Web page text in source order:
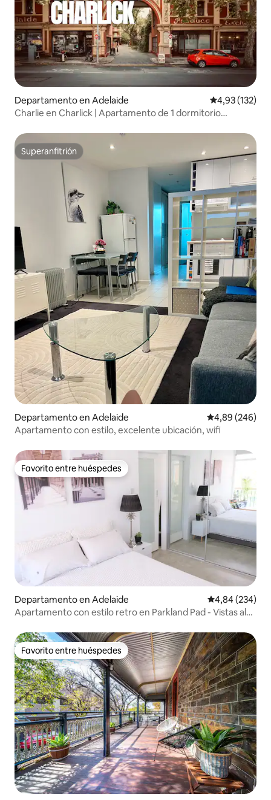
Departamento en Adelaide Calificación
4,93 (132)
Charlie en Charlick | Apartamento de 1 dormitorio
Superanfitrión
Superanfitrión
Departamento en Adelaide Calificación
4,89 (246)
Apartamento con estilo, excelente ubicación, wifi
Favorito entre huéspedes
Favorito entre huéspedes
Departamento en Adelaide Calificación
4,84 (234)
Apartamento con estilo retro en Parkland Pad - Vistas al
Favorito entre huéspedes
Favorito entre huéspedes